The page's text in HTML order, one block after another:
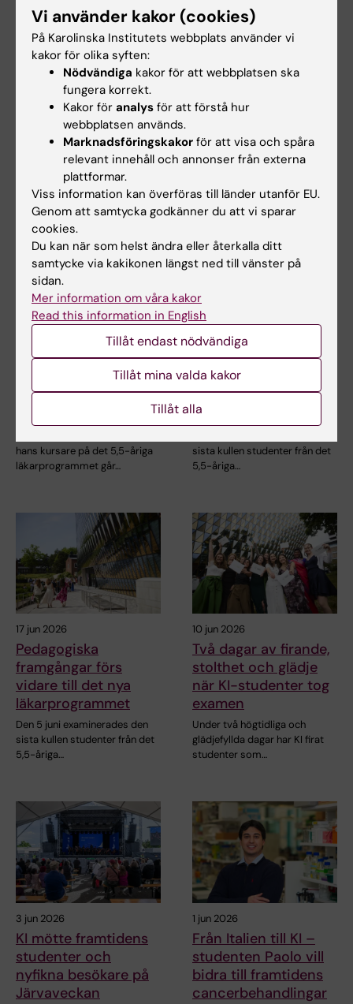
10 jul 2026
Covid-19-pandemin
sporrade alumnen
Daniels att lära sig
mer om folkhälsa
ikatastrofer
Masterprogrammet Public
Health in Disasters gav den
före detta KI-…
29 jun 2026
stärka stödet till KI-
studenter
inom medicinsk forskning ökar
behovet av…
Nu går "sista kullen"
läkarprogrammet ut i
hans kursare på det 5,5-åriga
läkarprogrammet går…
17 jun 2026
Pedagogiska
framgångar förs
vidare till det nya
läkarprogrammet
sista kullen studenter från det
5,5-åriga…
17 jun 2026
Pedagogiska
framgångar förs
vidare till det nya
läkarprogrammet
Den 5 juni examinerades den
sista kullen studenter från det
5,5-åriga…
10 jun 2026
Två dagar av firande,
stolthet och glädje
när KI-studenter tog
examen
Under två högtidliga och
glädjefyllda dagar har KI firat
studenter som…
3 jun 2026
KI mötte framtidens
studenter och
nyfikna besökare på
Järvaveckan
1 jun 2026
Från Italien till KI –
studenten Paolo vill
bidra till framtidens
cancerbehandlingar
Vi använder kakor (cookies)
På Karolinska Institutets webbplats använder vi
kakor för olika syften:
Nödvändiga kakor för att webbplatsen ska
fungera korrekt.
Kakor för analys för att förstå hur
webbplatsen används.
Marknadsföringskakor för att visa och spåra
relevant innehåll och annonser från externa
plattformar.
Viss information kan överföras till länder utanför EU.
Genom att samtycka godkänner du att vi sparar
cookies.
Du kan när som helst ändra eller återkalla ditt
samtycke via kakikonen längst ned till vänster på
sidan.
Mer information om våra kakor
Read this information in English
Tillåt endast nödvändiga
Tillåt mina valda kakor
Tillåt alla